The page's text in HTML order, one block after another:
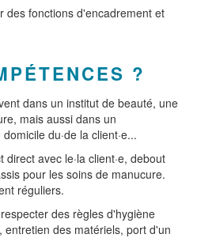
des fonctions d'encadrement et
?
dans un institut de beauté, une
mais aussi dans un
du·de la client·e...
avec le·la client·e, debout
pour les soins de manucure.
réguliers.
des règles d'hygiène
des matériels, port d'un